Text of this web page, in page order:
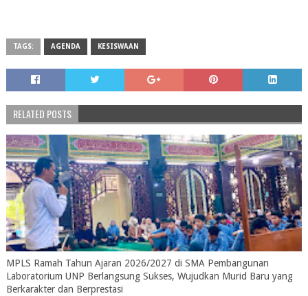
TAGS: AGENDA KESISWAAN
RELATED POSTS
MPLS Ramah Tahun Ajaran 2026/2027 di SMA Pembangunan
Laboratorium UNP Berlangsung Sukses, Wujudkan Murid Baru yang
Berkarakter dan Berprestasi